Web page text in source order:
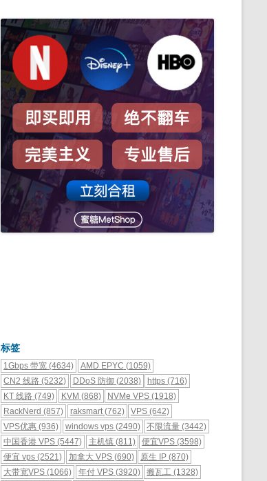
标签
1Gbps 带宽 (4634) AMD EPYC (1059)
CN2 线路 (5232) DDoS 防御(2038) https (716)
KT 线路 (749) KVM (868) NVMe VPS (1918)
RackNerd (857) raksmart(762) VPS (642)
VPS优惠 (936) windows vps(2490) 不限流量 (3442)
中国香港 VPS (5447) 主机镇(811) 便宜VPS (3598)
便宜 vps (2521) 加拿大 VPS(690) 原生 IP (870)
大带宽VPS (1066) 年付 VPS(3920) 搬瓦工 (1328)